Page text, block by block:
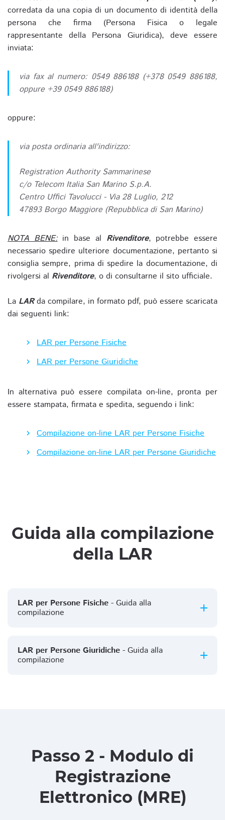
corredata da una copia di un documento di identità della
persona che firma (Persona Fisica o legale
rappresentante della Persona Giuridica), deve essere
inviata:
via fax al numero: 0549 886188 (+378 0549 886188,
oppure +39 0549 886188)
oppure:
via posta ordinaria all'indirizzo:
Registration Authority Sammarinese
c/o Telecom Italia San Marino S.p.A.
Centro Uffici Tavolucci - Via 28 Luglio, 212
47893 Borgo Maggiore (Repubblica di San Marino)
NOTA BENE:in base al Rivenditore, potrebbe essere
necessario spedire ulteriore documentazione, pertanto si
consiglia sempre, prima di spedire la documentazione, di
rivolgersi al Rivenditore, o di consultarne il sito ufficiale.
La LARda compilare, in formato pdf, può essere scaricata
dai seguenti link:
LAR per Persone Fisiche
LAR per Persone Giuridiche
In alternativa può essere compilata on-line, pronta per
essere stampata, firmata e spedita, seguendo i link:
Compilazione on-line LAR per Persone Fisiche
Compilazione on-line LAR per Persone Giuridiche
Guida alla compilazione
della LAR
LAR per Persone Fisiche - Guida alla
compilazione
LAR per Persone Giuridiche - Guida alla
compilazione
Passo 2 - Modulo di
Registrazione
Elettronico (MRE)